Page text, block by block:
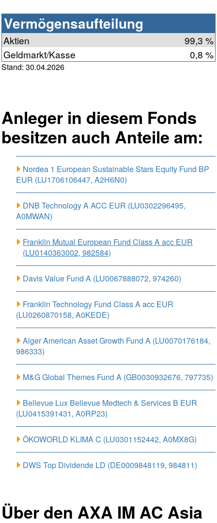
Vermögensaufteilung
Aktien
99,3 %
Geldmarkt/Kasse
0,8 %
Stand: 30.04.2026
Anleger in diesem Fonds
besitzen auch Anteile am:
Nordea 1 European Sustainable Stars Equity Fund BP
EUR (LU1706106447, A2H6N0)
DNB Technology A ACC EUR (LU0302296495,
A0MWAN)
Franklin Mutual European Fund Class A acc EUR
(LU0140363002, 982584)
Davis Value Fund A (LU0067888072, 974260)
Franklin Technology Fund Class A acc EUR
(LU0260870158, A0KEDE)
Alger American Asset Growth Fund A (LU0070176184,
986333)
M&G Global Themes Fund A (GB0030932676, 797735)
Bellevue Lux Bellevue Medtech & Services B EUR
(LU0415391431, A0RP23)
ÖKOWORLD KLIMA C (LU0301152442, A0MX8G)
DWS Top Dividende LD (DE0009848119, 984811)
Über den AXA IM AC Asia